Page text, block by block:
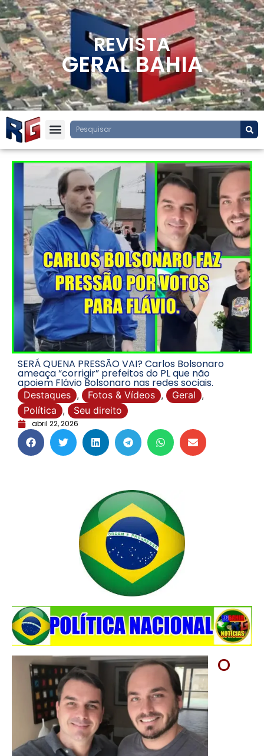
REVISTA
GERAL BAHIA
SERÁ QUENA PRESSÃO VAI? Carlos Bolsonaro
ameaça “corrigir” prefeitos do PL que não
apoiem Flávio Bolsonaro nas redes sociais.
Destaques , Fotos & Vídeos , Geral ,
Política , Seu direito
abril 22, 2026
O